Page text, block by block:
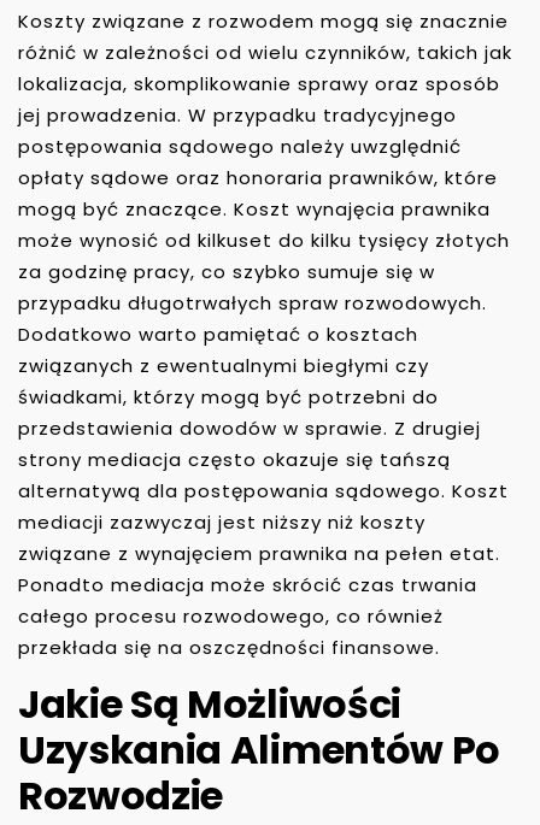
Koszty związane z rozwodem mogą się znacznie
różnić w zależności od wielu czynników, takich jak
lokalizacja, skomplikowanie sprawy oraz sposób
jej prowadzenia. W przypadku tradycyjnego
postępowania sądowego należy uwzględnić
opłaty sądowe oraz honoraria prawników, które
mogą być znaczące. Koszt wynajęcia prawnika
może wynosić od kilkuset do kilku tysięcy złotych
za godzinę pracy, co szybko sumuje się w
przypadku długotrwałych spraw rozwodowych.
Dodatkowo warto pamiętać o kosztach
związanych z ewentualnymi biegłymi czy
świadkami, którzy mogą być potrzebni do
przedstawienia dowodów w sprawie. Z drugiej
strony mediacja często okazuje się tańszą
alternatywą dla postępowania sądowego. Koszt
mediacji zazwyczaj jest niższy niż koszty
związane z wynajęciem prawnika na pełen etat.
Ponadto mediacja może skrócić czas trwania
całego procesu rozwodowego, co również
przekłada się na oszczędności finansowe.
Jakie Są Możliwości
Uzyskania Alimentów Po
Rozwodzie